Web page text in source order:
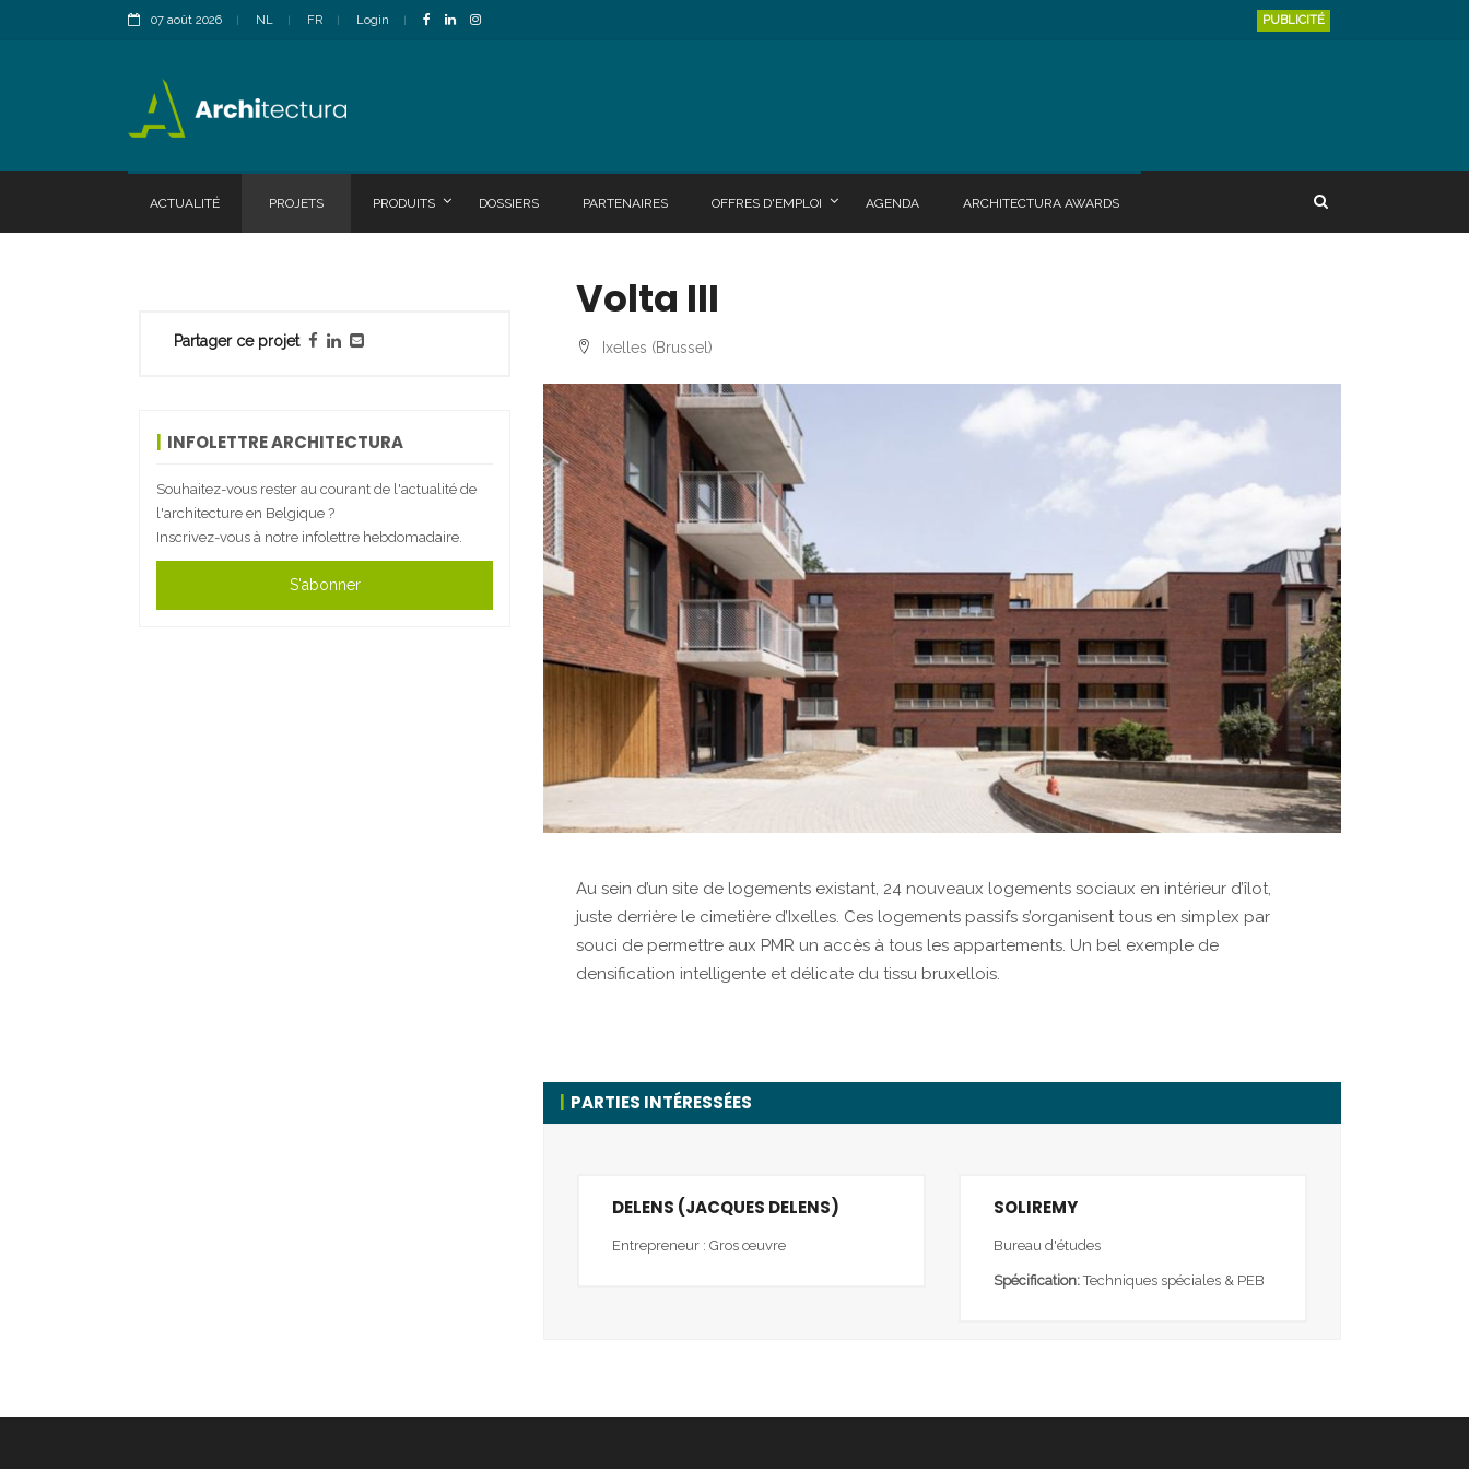
07 août 2026 NL FR Login PUBLICITÉ
ACTUALITÉ PROJETS PRODUITS DOSSIERS PARTENAIRES OFFRES D'EMPLOI AGENDA ARCHITECTURA AWARDS
Partager ce projet
INFOLETTRE ARCHITECTURA
Souhaitez-vous rester au courant de l'actualité de
l'architecture en Belgique ?
Inscrivez-vous à notre infolettre hebdomadaire.
S'abonner
Volta III
Ixelles (Brussel)
Au sein d’un site de logements existant, 24 nouveaux logements sociaux en intérieur d’îlot,
juste derrière le cimetière d’Ixelles. Ces logements passifs s’organisent tous en simplex par
souci de permettre aux PMR un accès à tous les appartements. Un bel exemple de
densification intelligente et délicate du tissu bruxellois.
PARTIES INTÉRESSÉES
DELENS (JACQUES DELENS)
Entrepreneur : Gros œuvre
SOLIREMY
Bureau d'études
Spécification:Techniques spéciales & PEB